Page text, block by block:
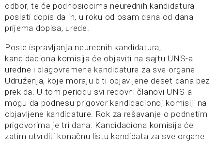
odbor, te će podnosiocima neurednih kandidatura
poslati dopis da ih, u roku od osam dana od dana
prijema dopisa, urede.
Posle ispravljanja neurednih kandidatura,
kandidaciona komisija će objaviti na sajtu UNS-a
uredne i blagovremene kandidature za sve organe
Udruženja, koje moraju biti objavljene deset dana bez
prekida. U tom periodu svi redovni članovi UNS-a
mogu da podnesu prigovor kandidacionoj komisiji na
objavljene kandidature. Rok za rešavanje o podnetim
prigovorima je tri dana. Kandidaciona komisija će
zatim utvrditi konačnu listu kandidata za sve organe